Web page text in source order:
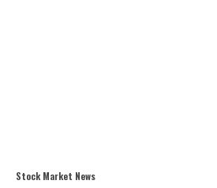
Stock Market News